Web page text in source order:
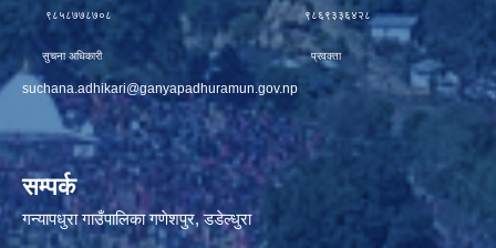
९८५८७७८७०८ ९८६९३३६४२८
सुचना अधिकारी प्रवक्ता
suchana.adhikari@ganyapadhuramun.gov.np
सम्पर्क
गन्यापधुरा गाउँपालिका गणेशपुर, डडेल्धुरा